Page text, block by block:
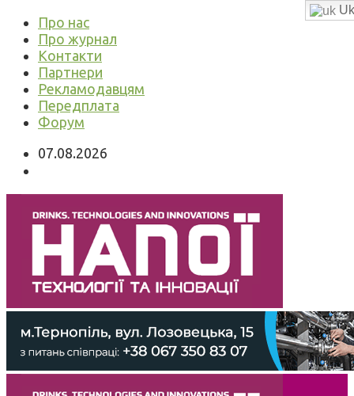
Про нас
Про журнал
Контакти
Партнери
Рекламодавцям
Передплата
Форум
07.08.2026